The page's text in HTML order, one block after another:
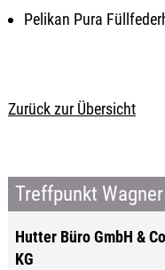
Pelikan Pura
Zurück zur Übersicht
Treffpunkt Wagner
Hutter Büro GmbH &
KG